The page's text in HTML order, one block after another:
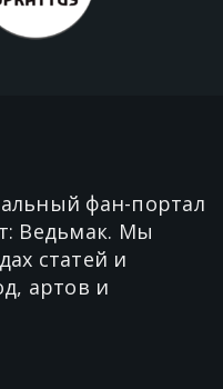
фан-портал
Ведьмак. Мы
статей и
артов и